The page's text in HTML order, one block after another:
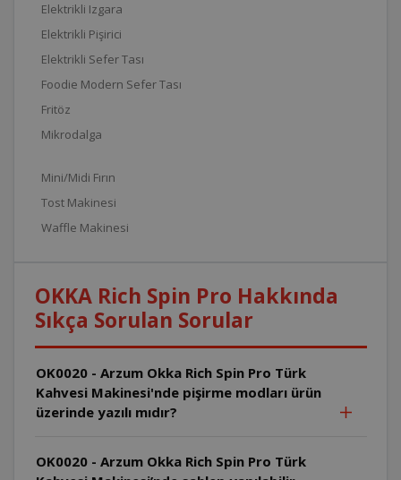
Elektrikli Izgara
Elektrikli Pişirici
Elektrikli Sefer Tası
Foodie Modern Sefer Tası
Fritöz
Mikrodalga
Mini/Midi Fırın
Tost Makinesi
Waffle Makinesi
OKKA Rich Spin Pro Hakkında
Sıkça Sorulan Sorular
OK0020 - Arzum Okka Rich Spin Pro Türk
Kahvesi Makinesi'nde pişirme modları ürün
üzerinde yazılı mıdır?
OK0020 - Arzum Okka Rich Spin Pro Türk